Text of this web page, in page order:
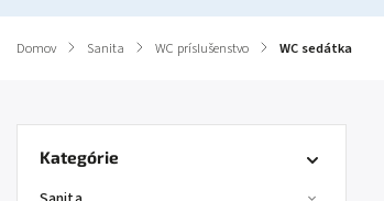
Domov / Sanita / WC príslušenstvo / WC sedátka
Kategórie